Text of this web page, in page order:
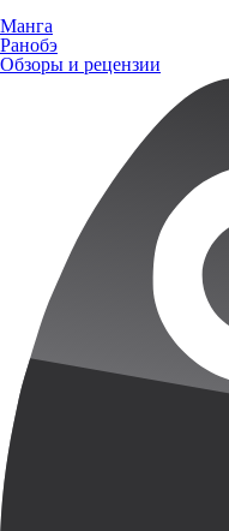
Манга
Ранобэ
Обзоры и рецензии